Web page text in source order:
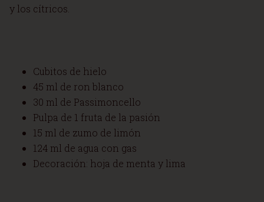
y los cítricos.
Cubitos de hielo
45 ml de ron blanco
30 ml de Passimoncello
Pulpa de 1 fruta de la pasión
15 ml de zumo de limón
124 ml de agua con gas
Decoración: hoja de menta y lima